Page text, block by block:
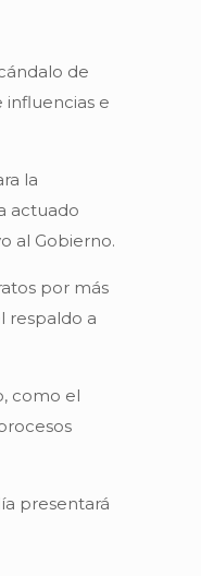
de
influencias e
la
actuado
al Gobierno.
por más
respaldo a
como el
presentará